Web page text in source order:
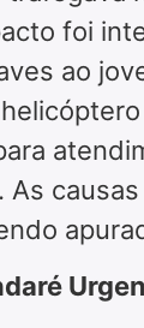
foi
ao
As